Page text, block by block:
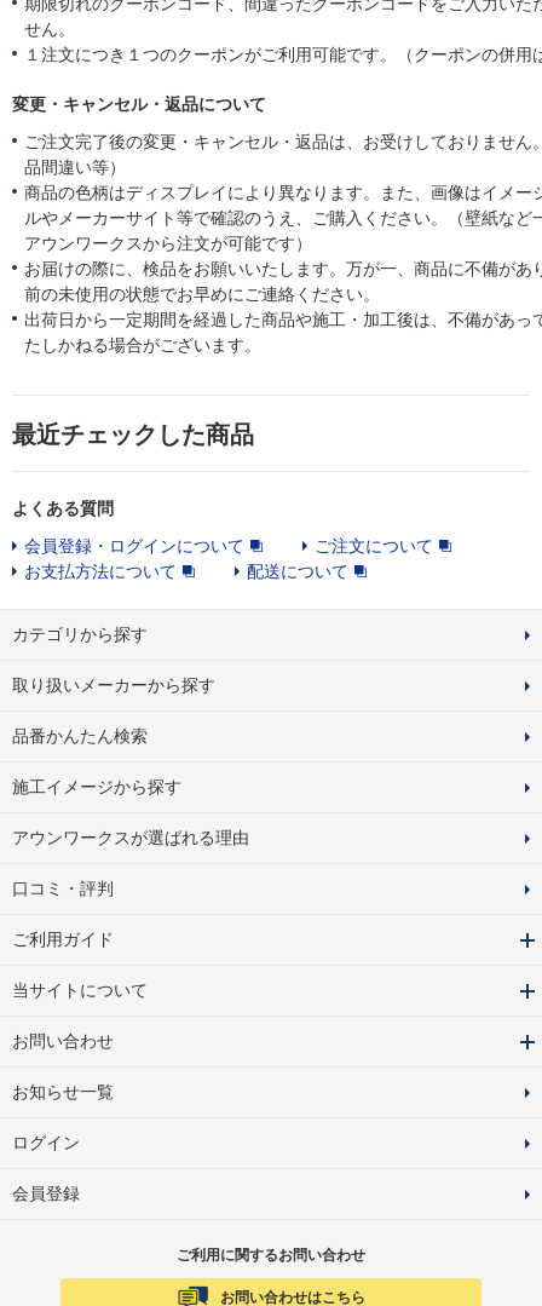
期限切れのクーポンコード、間違ったクーポンコードをご入力いた
せん。
１注文につき１つのクーポンがご利用可能です。（クーポンの併用
変更・キャンセル・返品について
ご注文完了後の変更・キャンセル・返品は、お受けしておりません
品間違い等）
商品の色柄はディスプレイにより異なります。また、画像はイメー
ルやメーカーサイト等で確認のうえ、ご購入ください。（壁紙など
アウンワークスから注文が可能です）
お届けの際に、検品をお願いいたします。万が一、商品に不備があ
前の未使用の状態でお早めにご連絡ください。
出荷日から一定期間を経過した商品や施工・加工後は、不備があっ
たしかねる場合がございます。
最近チェックした商品
よくある質問
会員登録・ログインについて
ご注文について
お支払方法について
配送について
カテゴリから探す
取り扱いメーカーから探す
品番かんたん検索
施工イメージから探す
アウンワークスが選ばれる理由
口コミ・評判
ご利用ガイド
当サイトについて
お問い合わせ
お知らせ一覧
ログイン
会員登録
ご利用に関するお問い合わせ
お問い合わせはこちら